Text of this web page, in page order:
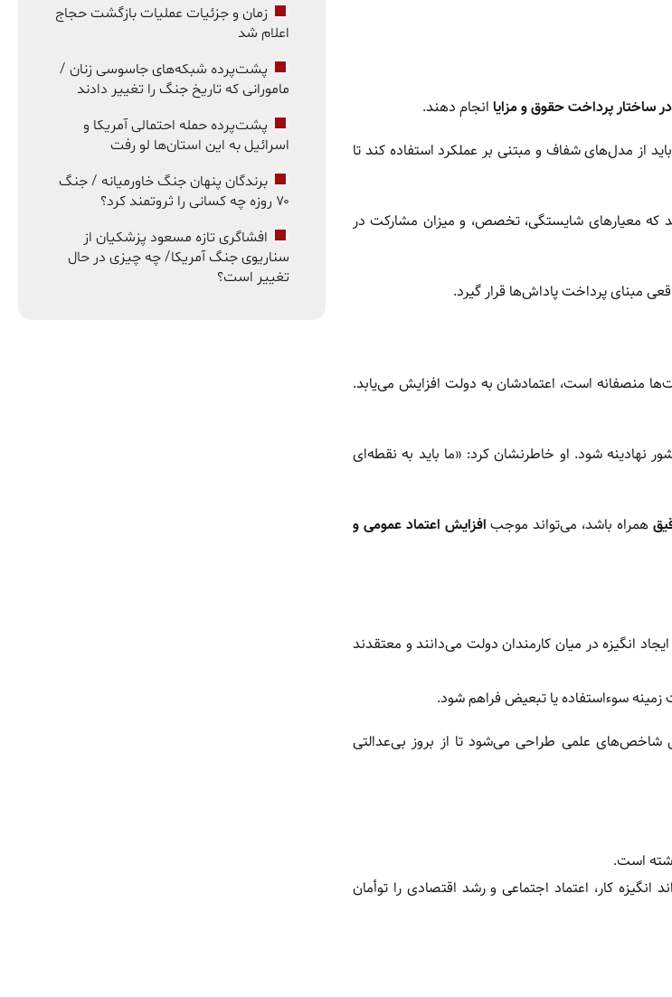
ساختار پرداخت حقوق و مزایا انجام دهند.
از مدل‌های شفاف و مبتنی بر عملکرد استفاده کند تا
که معیارهای شایستگی، تخصص، و میزان مشارکت در
مبنای پرداخت پاداش‌ها قرار گیرد.
منصفانه است، اعتمادشان به دولت افزایش می‌یابد.
نهادینه شود. او خاطرنشان کرد: «ما باید به نقطه‌ای
همراه باشد، می‌تواند موجب افزایش اعتماد عمومی و
انگیزه در میان کارمندان دولت می‌دانند و معتقدند
سوءاستفاده یا تبعیض فراهم شود.
علمی طراحی می‌شود تا از بروز بی‌عدالتی
است.
کار، اعتماد اجتماعی و رشد اقتصادی را توأمان
زمان و جزئیات عملیات بازگشت حجاج
اعلام شد
پشت‌پرده شبکه‌های جاسوسی زنان /
مامورانی که تاریخ جنگ را تغییر دادند
پشت‌پرده حمله احتمالی آمریکا و
اسرائیل به این استان‌ها لو رفت
برندگان پنهان جنگ خاورمیانه / جنگ
۷۰ روزه چه کسانی را ثروتمند کرد؟
افشاگری تازه مسعود پزشکیان از
سناریوی جنگ آمریکا/ چه چیزی در حال
تغییر است؟